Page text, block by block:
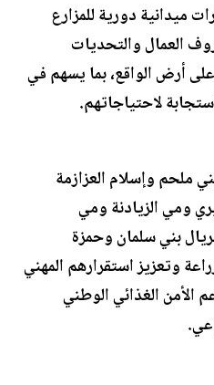
ميدانية دورية للمزارع
العمال والتحديات
أرض الواقع، بما يسهم في
لاحتياجاتهم.
ملحم وإسلام العزازمة
ومي الزيادنة ومي
بني سلمان وحمزة
وتعزيز استقرارهم المهني
الأمن الغذائي الوطني